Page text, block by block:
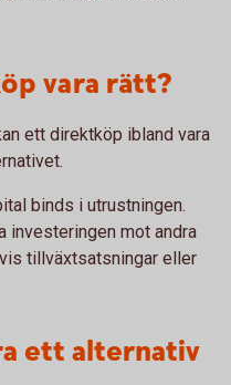
vara rätt?
ett direktköp ibland vara
binds i utrustningen.
investeringen mot andra
tillväxtsatsningar eller
ett alternativ